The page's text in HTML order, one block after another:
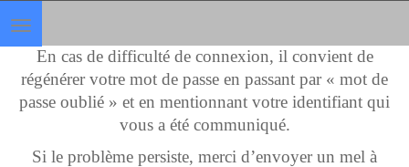
Toggle
navigation
En cas de difficulté de connexion, il convient de
régénérer votre mot de passe en passant par « mot de
passe oublié » et en mentionnant votre identifiant qui
vous a été communiqué.
Si le problème persiste, merci d’envoyer un mel à